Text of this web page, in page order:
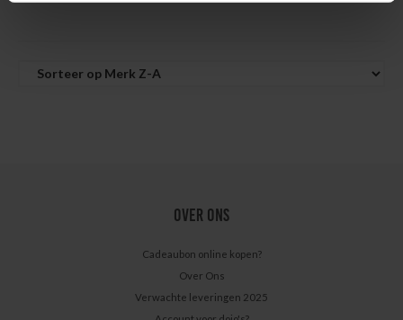
OVER ONS
Cadeaubon online kopen?
Over Ons
Verwachte leveringen 2025